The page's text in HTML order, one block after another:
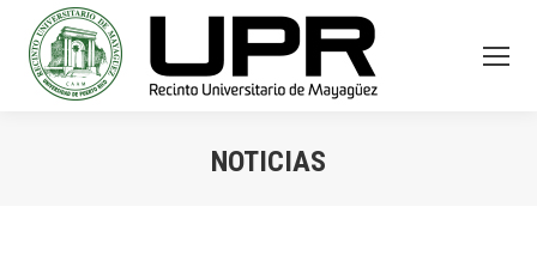
NOTICIAS